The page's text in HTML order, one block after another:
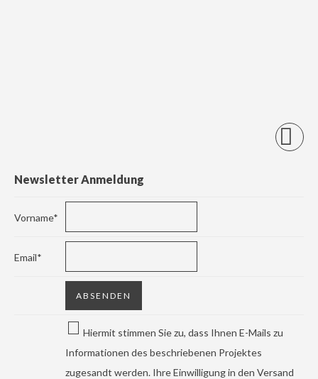
Newsletter Anmeldung
Vorname*
Email*
Hiermit stimmen Sie zu, dass Ihnen E-Mails zu
Informationen des beschriebenen Projektes
zugesandt werden. Ihre Einwilligung in den Versand